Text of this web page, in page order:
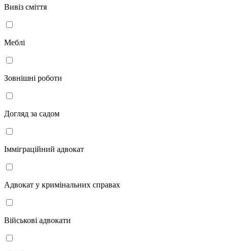
Вивіз сміття
Меблі
Зовнішні роботи
Догляд за садом
Імміграційний адвокат
Адвокат у кримінальних справах
Військові адвокати